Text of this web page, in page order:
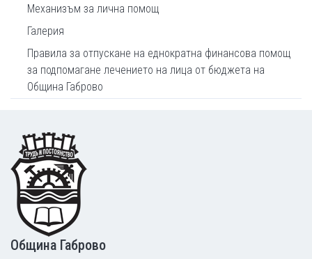
Механизъм за лична помощ
Галерия
Правила за отпускане на еднократна финансова помощ
за подпомагане лечението на лица от бюджета на
Община Габрово
Footer
Община Габрово